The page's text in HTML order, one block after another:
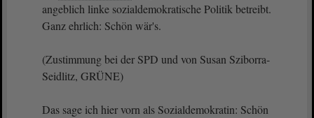
angeblich linke sozialdemokratische Politik betreibt.
Ganz ehrlich: Schön wär's.
(Zustimmung bei der SPD und von Susan Sziborra-
Seidlitz, GRÜNE)
Das sage ich hier vorn als Sozialdemokratin: Schön